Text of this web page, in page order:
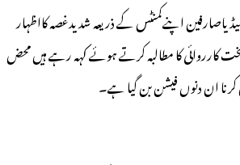
اپنےکمنٹس کے ذریعہ شدیدغصہ کااظہار
کا مطالبہ کرتے ہوئے کہہ رہے ہیں محض
ان دنوں فیشن بن گیا ہے۔